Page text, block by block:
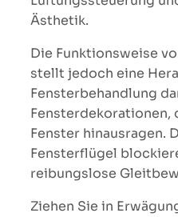
Ästhetik.
Die Funktionsweise
stellt jedoch eine
Fensterbehandlung
Fensterdekorationen,
Fenster hinausragen.
Fensterflügel
reibungslose
Ziehen Sie in